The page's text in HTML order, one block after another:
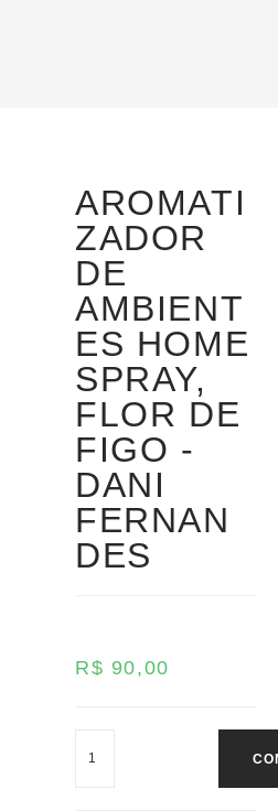
AROMATI
ZADOR
DE
AMBIENT
ES HOME
SPRAY,
FLOR DE
FIGO -
DANI
FERNAN
DES
R$ 90,00